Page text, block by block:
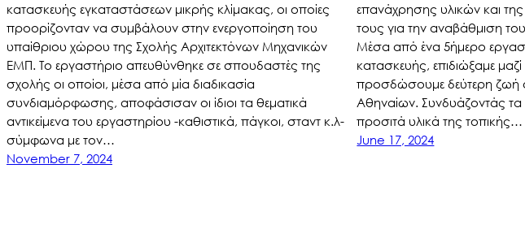
κατασκευής εγκαταστάσεων μικρής κλίμακας, οι οποίες
προορίζονταν να συμβάλουν στην ενεργοποίηση του
υπαίθριου χώρου της Σχολής Αρχιτεκτόνων Μηχανικών
ΕΜΠ. Το εργαστήριο απευθύνθηκε σε σπουδαστές της
σχολής οι οποίοι, μέσα από μία διαδικασία
συνδιαμόρφωσης, αποφάσισαν οι ίδιοι τα θεματικά
αντικείμενα του εργαστηρίου -καθιστικά, πάγκοι, σταντ κ.λ-
σύμφωνα με τον…
November 7, 2024
επανάχρησης υλικών και
τους για την αναβάθμιση
Μέσα από ένα 5ήμερο
κατασκευής, επιδιώξαμε
προσδώσουμε δεύτερη ζωή
Αθηναίων. Συνδυάζοντάς
προσιτά υλικά της τοπικής…
June 17, 2024